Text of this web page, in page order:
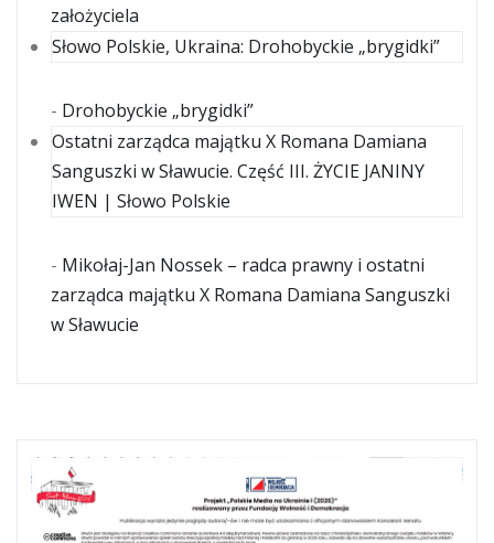
założyciela
Słowo Polskie, Ukraina: Drohobyckie „brygidki”
- Drohobyckie „brygidki”
Ostatni zarządca majątku X Romana Damiana
Sanguszki w Sławucie. Część III. ŻYCIE JANINY
IWEN | Słowo Polskie
- Mikołaj-Jan Nossek – radca prawny i ostatni
zarządca majątku X Romana Damiana Sanguszki
w Sławucie